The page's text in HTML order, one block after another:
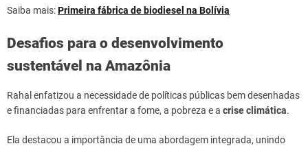
Saiba mais:Primeira fábrica de biodiesel na Bolívia
Desafios para o desenvolvimento
sustentável na Amazônia
Rahal enfatizou a necessidade de políticas públicas bem desenhadas
e financiadas para enfrentar a fome, a pobreza e a crise climática.
Ela destacou a importância de uma abordagem integrada, unindo